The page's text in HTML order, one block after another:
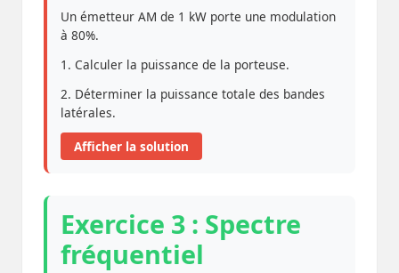
Un émetteur AM de 1 kW porte une modulation
à 80%.
1. Calculer la puissance de la porteuse.
2. Déterminer la puissance totale des bandes
latérales.
Afficher la solution
Exercice 3 : Spectre
fréquentiel